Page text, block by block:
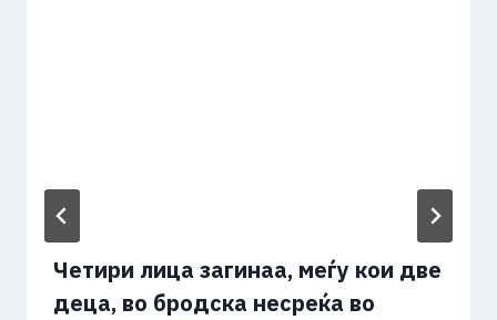
Четири лица загинаа, меѓу кои две
деца, во бродска несреќа во